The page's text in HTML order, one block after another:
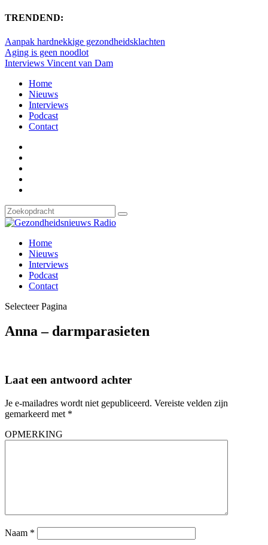
TRENDEND:
Aanpak hardnekkige gezondheidsklachten
Aging is geen noodlot
Interviews Vincent van Dam
Home
Nieuws
Interviews
Podcast
Contact
Home
Nieuws
Interviews
Podcast
Contact
Selecteer Pagina
Anna – darmparasieten
Laat een antwoord achter
Je e-mailadres wordt niet gepubliceerd. Vereiste velden zijn
gemarkeerd met *
OPMERKING
Naam *